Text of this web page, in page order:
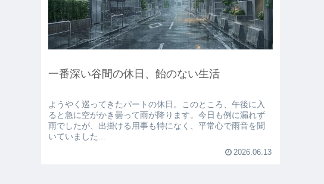
一番深い谷間の休日、飴のない生活
ようやく巡ってきたパートの休日。このところ、午後に入
ると急に空がかき曇って雨が降ります。今日も例に漏れず
雨でしたが、出掛ける用事も特になく、平常心で雨音を聞
いていました...
2026.06.13